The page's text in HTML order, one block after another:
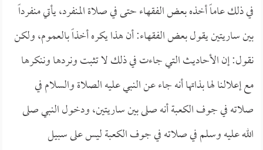
في ذلك عاماً أخذه بعض الفقهاء حتى في صلاة المنفرد، يأتي منفرداً
بين ساريتين يقول بعض الفقهاء: أن هذا يكره أخذاً بالعموم، ولكن
نقول: إن الأحاديث التي جاءت في ذلك لا تثبت ونردها وننكرها
مع إعلالنا لها بذاتها أنه جاء عن النبي عليه الصلاة والسلام في
صلاته في جوف الكعبة أنه صلى بين ساريتين، ودخول النبي صلى
الله عليه وسلم في صلاته في جوف الكعبة ليس على سبيل